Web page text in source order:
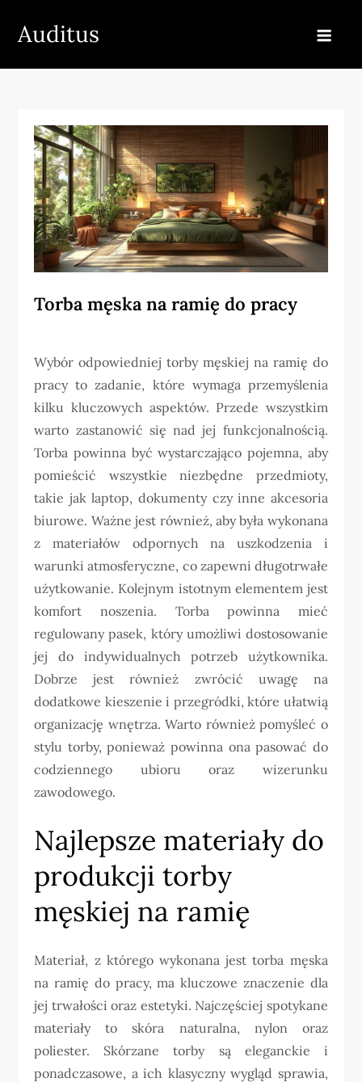
Auditus
Torba męska na ramię do pracy
Wybór odpowiedniej torby męskiej na ramię do
pracy to zadanie, które wymaga przemyślenia
kilku kluczowych aspektów. Przede wszystkim
warto zastanowić się nad jej funkcjonalnością.
Torba powinna być wystarczająco pojemna, aby
pomieścić wszystkie niezbędne przedmioty,
takie jak laptop, dokumenty czy inne akcesoria
biurowe. Ważne jest również, aby była wykonana
z materiałów odpornych na uszkodzenia i
warunki atmosferyczne, co zapewni długotrwałe
użytkowanie. Kolejnym istotnym elementem jest
komfort noszenia. Torba powinna mieć
regulowany pasek, który umożliwi dostosowanie
jej do indywidualnych potrzeb użytkownika.
Dobrze jest również zwrócić uwagę na
dodatkowe kieszenie i przegródki, które ułatwią
organizację wnętrza. Warto również pomyśleć o
stylu torby, ponieważ powinna ona pasować do
codziennego ubioru oraz wizerunku
zawodowego.
Najlepsze materiały do
produkcji torby
męskiej na ramię
Materiał, z którego wykonana jest torba męska
na ramię do pracy, ma kluczowe znaczenie dla
jej trwałości oraz estetyki. Najczęściej spotykane
materiały to skóra naturalna, nylon oraz
poliester. Skórzane torby są eleganckie i
ponadczasowe, a ich klasyczny wygląd sprawia,